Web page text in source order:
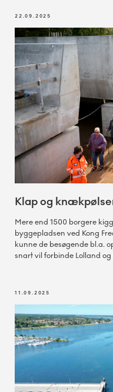
22.09.2025
Klap og
Mere end 1500 borgere
byggepladsen ved Kong
kunne de besøgende bl.a.
snart vil forbinde Lolland
11.09.2025